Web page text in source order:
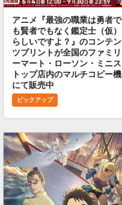
アニメ『最強の職業は勇者で
も賢者でもなく鑑定士（仮）
らしいですよ？』のコンテン
ツプリントが全国のファミリ
ーマート・ローソン・ミニス
トップ店内のマルチコピー機
にて販売中
ピックアップ